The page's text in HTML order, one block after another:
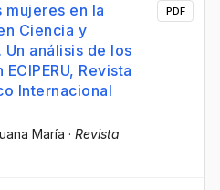
mujeres en la
Ciencia y
análisis de los
Revista
Internacional
María · Revista
PDF